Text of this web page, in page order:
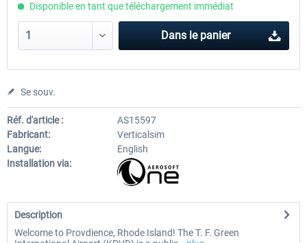
Disponible en tant que téléchargement immédiat
Dans le panier
Se souv.
Réf. d'article :
AS15597
Fabricant:
Verticalsim
Langue:
English
Installation via:
Description
Welcome to Provdience, Rhode Island! The T. F. Green